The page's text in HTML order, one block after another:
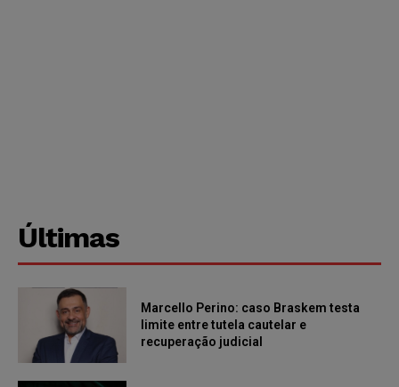
Últimas
Marcello Perino: caso Braskem testa
limite entre tutela cautelar e
recuperação judicial